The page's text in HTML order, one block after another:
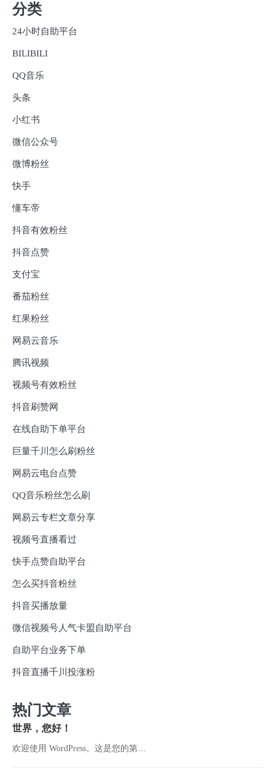
分类
24小时自助平台
BILIBILI
QQ音乐
头条
小红书
微信公众号
微博粉丝
快手
懂车帝
抖音有效粉丝
抖音点赞
支付宝
番茄粉丝
红果粉丝
网易云音乐
腾讯视频
视频号有效粉丝
抖音刷赞网
在线自助下单平台
巨量千川怎么刷粉丝
网易云电台点赞
QQ音乐粉丝怎么刷
网易云专栏文章分享
视频号直播看过
快手点赞自助平台
怎么买抖音粉丝
抖音买播放量
微信视频号人气卡盟自助平台
自助平台业务下单
抖音直播千川投涨粉
热门文章
世界，您好！
欢迎使用 WordPress。这是您的第…